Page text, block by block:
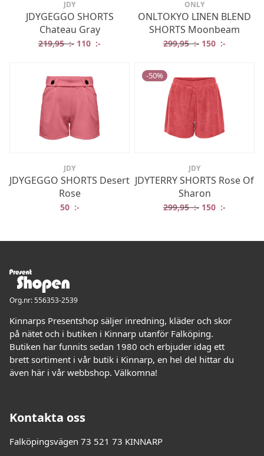
JDY
JDYGEGGO SHORTS
Chateau Gray
219,95:- Det ursprungliga priset var: 219,95 :-.
110 :- Det nuvarande priset är: 110 :-.
ONLY
ONLTOKYO LINEN BLEND
SHORTS Moonbeam
299,95:- Det
150 :-
JDY
JDYGEGGO SHORTS Desert
Rose
50 :-
-50%
JDY
JDYTERRY SHORTS Rose Of
Sharon
299,95:- Det
150 :-
Org.nr: 556353-2539
Kinnarps Presentshop säljer inredning, kläder och skor
på nätet och i butiken i Kinnarp utanför Falköping.
Butiken har funnits sedan 1980 och erbjuder idag ett
brett sortiment i vår butik i Kinnarp, en hel del hittar du
även här i vår webbshop. Välkomna!
Kontakta oss
Falköpingsvägen 73 521 73 KINNARP